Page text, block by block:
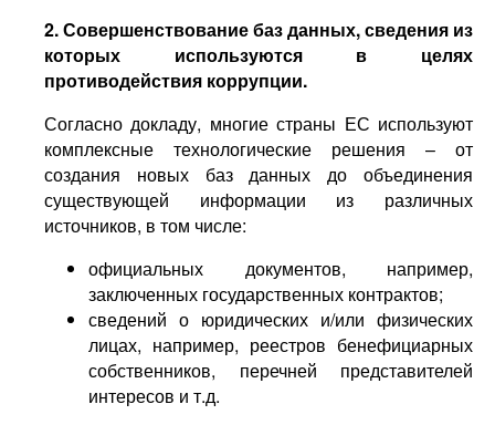
2. Совершенствование баз данных, сведения из
которых используются в целях
противодействия коррупции.
Согласно докладу, многие страны ЕС используют
комплексные технологические решения – от
создания новых баз данных до объединения
существующей информации из различных
источников, в том числе:
официальных документов, например,
заключенных государственных контрактов;
сведений о юридических и/или физических
лицах, например, реестров бенефициарных
собственников, перечней представителей
интересов и т.д.